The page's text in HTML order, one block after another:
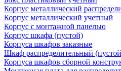
Корпус металлический
Корпус металлический учетный
Корпус с монтажной панелью
Корпус шкафа (пустой)
Корпуса шкафов заказные
Шкаф распределительный
Корпуса шкафов сборной